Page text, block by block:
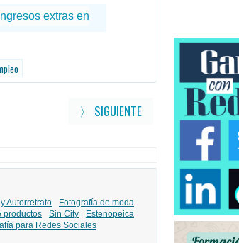
〉 SIGUIENTE
Autorretrato
Fotografía de moda
productos Sin City
Estenopeica
para Redes Sociales